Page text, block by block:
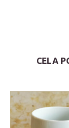
CELA